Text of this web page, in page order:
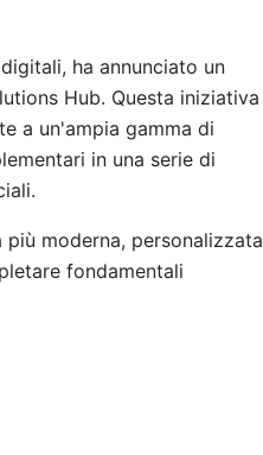
ha annunciato un
Hub. Questa iniziativa
a un'ampia gamma di
in una serie di
moderna, personalizzata
fondamentali